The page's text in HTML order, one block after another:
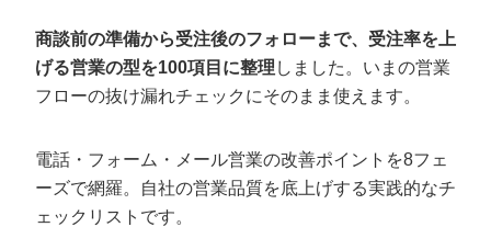
株式会社リノアーク｜「責任者アポ」限定で商談の質
を保証
得代行
アプローチで商談獲得
アズ株式会社｜1,800社導入の「アポハンター」
商談前の準備から受注後のフォローまで、受注率を上
げる営業の型を100項目に整理 しました。いまの営業
フローの抜け漏れチェックにそのまま使えます。
電話・フォーム・メール営業の改善ポイントを8フェ
ーズで網羅。自社の営業品質を底上げする実践的なチ
ェックリストです。